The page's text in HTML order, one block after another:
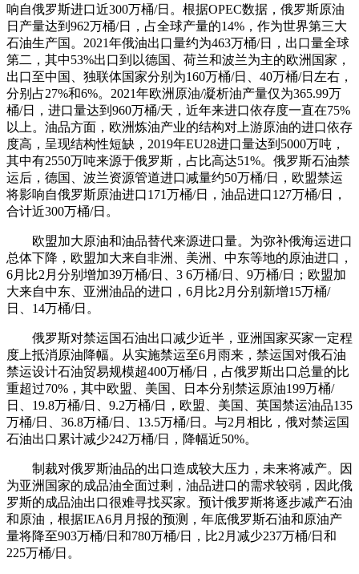
响自俄罗斯进口近300万桶/日。根据OPEC数据，俄罗斯原油
日产量达到962万桶/日，占全球产量的14%，作为世界第三大
石油生产国。2021年俄油出口量约为463万桶/日，出口量全球
第二，其中53%出口到以德国、荷兰和波兰为主的欧洲国家，
出口至中国、独联体国家分别为160万桶/日、40万桶/日左右，
分别占27%和6%。2021年欧洲原油/凝析油产量仅为365.99万
桶/日，进口量达到960万桶/天，近年来进口依存度一直在75%
以上。油品方面，欧洲炼油产业的结构对上游原油的进口依存
度高，呈现结构性短缺，2019年EU28进口量达到5000万吨，
其中有2550万吨来源于俄罗斯，占比高达51%。俄罗斯石油禁
运后，德国、波兰资源管道进口减量约50万桶/日，欧盟禁运
将影响自俄罗斯原油进口171万桶/日，油品进口127万桶/日，
合计近300万桶/日。
欧盟加大原油和油品替代来源进口量。为弥补俄海运进口
总体下降，欧盟加大来自非洲、美洲、中东等地的原油进口，
6月比2月分别增加39万桶/日、3 6万桶/日、9万桶/日；欧盟加
大来自中东、亚洲油品的进口，6月比2月分别新增15万桶/
日、14万桶/日。
俄罗斯对禁运国石油出口减少近半，亚洲国家买家一定程
度上抵消原油降幅。从实施禁运至6月雨来，禁运国对俄石油
禁运设计石油贸易规模超400万桶/日，占俄罗斯出口总量的比
重超过70%，其中欧盟、美国、日本分别禁运原油199万桶/
日、19.8万桶/日、9.2万桶/日，欧盟、美国、英国禁运油品135
万桶/日、36.8万桶/日、13.5万桶/日。与2月相比，俄对禁运国
石油出口累计减少242万桶/日，降幅近50%。
制裁对俄罗斯油品的出口造成较大压力，未来将减产。因
为亚洲国家的成品油全面过剩，油品进口的需求较弱，因此俄
罗斯的成品油出口很难寻找买家。预计俄罗斯将逐步减产石油
和原油，根据IEA6月月报的预测，年底俄罗斯石油和原油产
量将降至903万桶/日和780万桶/日，比2月减少237万桶/日和
225万桶/日。